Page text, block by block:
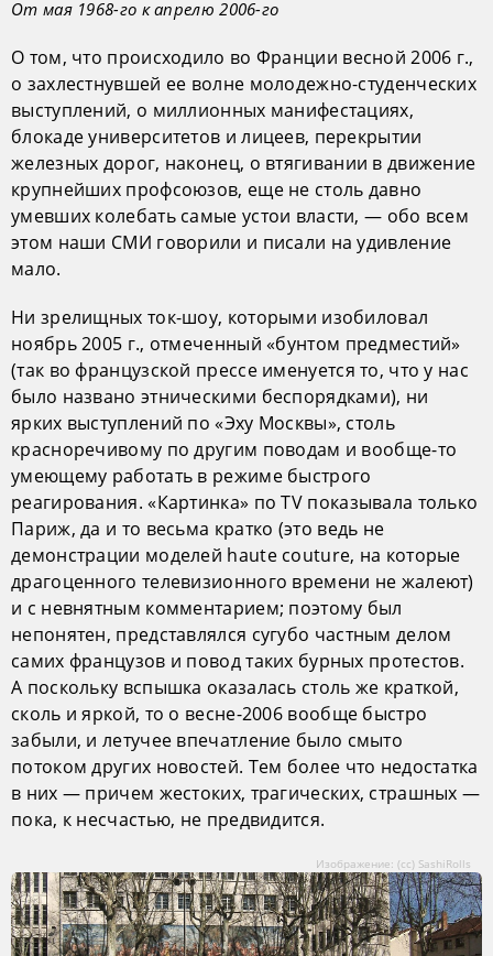
От мая 1968-го к апрелю 2006-го
О том, что происходило во Франции весной 2006 г.,
о захлестнувшей ее волне молодежно-студенческих
выступлений, о миллионных манифестациях,
блокаде университетов и лицеев, перекрытии
железных дорог, наконец, о втягивании в движение
крупнейших профсоюзов, еще не столь давно
умевших колебать самые устои власти, — обо всем
этом наши СМИ говорили и писали на удивление
мало.
Ни зрелищных ток-шоу, которыми изобиловал
ноябрь 2005 г., отмеченный «бунтом предместий»
(так во французской прессе именуется то, что у нас
было названо этническими беспорядками), ни
ярких выступлений по «Эху Москвы», столь
красноречивому по другим поводам и вообще-то
умеющему работать в режиме быстрого
реагирования. «Картинка» по TV показывала только
Париж, да и то весьма кратко (это ведь не
демонстрации моделей haute couture, на которые
драгоценного телевизионного времени не жалеют)
и с невнятным комментарием; поэтому был
непонятен, представлялся сугубо частным делом
самих французов и повод таких бурных протестов.
А поскольку вспышка оказалась столь же краткой,
сколь и яркой, то о весне-2006 вообще быстро
забыли, и летучее впечатление было смыто
потоком других новостей. Тем более что недостатка
в них — причем жестоких, трагических, страшных —
пока, к несчастью, не предвидится.
Изображение: (сс) SashiRolls